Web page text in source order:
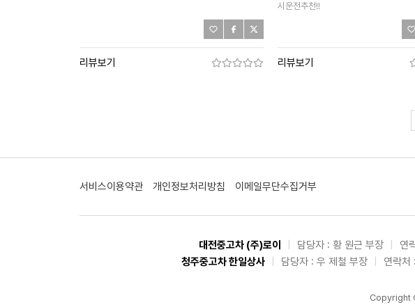
리뷰보기
시운전추천!!
리뷰보기
서비스이용약관 개인정보처리방침 이메일무단수집거부
대전중고차 (주)로이 담당자 : 황 원근 부장 연
청주중고차 한일상사
담당자 : 우 제철 부장 연락
Copyright